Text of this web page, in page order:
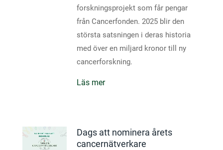
forskningsprojekt som får pengar
från Cancerfonden. 2025 blir den
största satsningen i deras historia
med över en miljard kronor till ny
cancerforskning.
Läs mer
Dags att nominera årets
cancernätverkare